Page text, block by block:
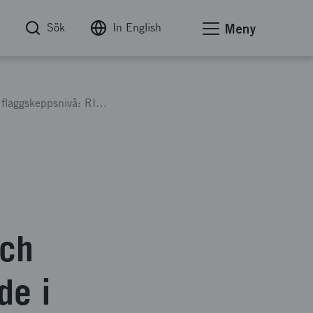
Sök In English Meny
Möjliggör storskalig bioekonomiinnovation på flaggskeppsnivå: RISE Research Institutes of Sweden deltagande i CBE-JU IAFlag-04
i